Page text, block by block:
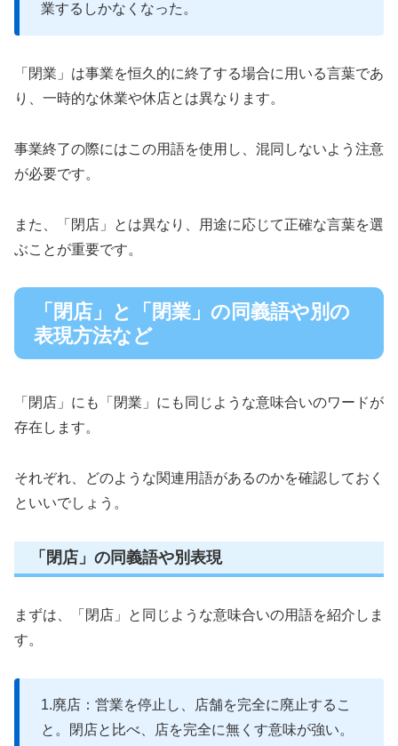
業するしかなくなった。
「閉業」は事業を恒久的に終了する場合に用いる言葉であ
り、一時的な休業や休店とは異なります。
事業終了の際にはこの用語を使用し、混同しないよう注意
が必要です。
また、「閉店」とは異なり、用途に応じて正確な言葉を選
ぶことが重要です。
「閉店」と「閉業」の同義語や別の
表現方法など
「閉店」にも「閉業」にも同じような意味合いのワードが
存在します。
それぞれ、どのような関連用語があるのかを確認しておく
といいでしょう。
「閉店」の同義語や別表現
まずは、「閉店」と同じような意味合いの用語を紹介しま
す。
1.廃店：営業を停止し、店舗を完全に廃止するこ
と。閉店と比べ、店を完全に無くす意味が強い。